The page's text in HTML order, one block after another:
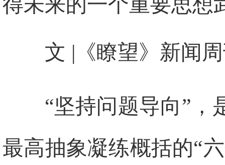
得未来的一个重要思想
文 |《瞭望》新闻
“坚持问题导向”，
最高抽象凝练概括的“